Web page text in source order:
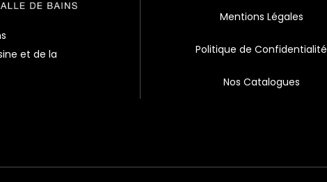
et de la
Mentions Légales
Politique de Confidentialité
Nos Catalogues